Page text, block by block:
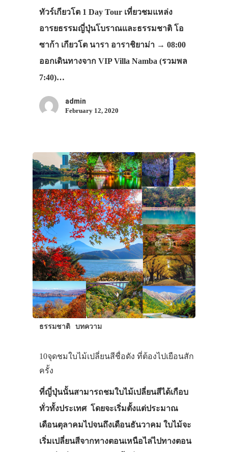
ทัวร์เกียวโต 1 Day Tour เที่ยวชมแหล่ง
อารยธรรมญี่ปุ่นโบราณและธรรมชาติ โอ
ซาก้า เกียวโต นารา อาราชิยาม่า → 08:00
ออกเดินทางจาก VIP Villa Namba (รวมพล
7:40)…
admin
February 12, 2020
ธรรมชาติ บทความ
10จุดชมใบไม้เปลี่ยนสีชื่อดัง ที่ต้องไปเยือนสัก
ครั้ง
ที่ญี่ปุ่นนั้นสามารถชมใบไม้เปลี่ยนสีได้เกือบ
ทั่วทั้งประเทศ โดยจะเริ่มตั้งแต่ประมาณ
เดือนตุลาคมไปจนถึงเดือนธันวาคม ใบไม้จะ
เริ่มเปลี่ยนสีจากทางตอนเหนือไล่ไปทางตอน